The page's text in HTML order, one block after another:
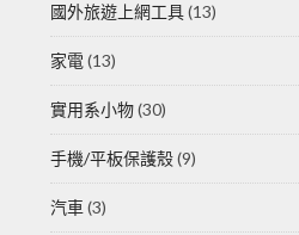
國外旅遊上網工具(13)
家電 (13)
實用系小物(30)
手機/平板保護殼(9)
汽車 (3)